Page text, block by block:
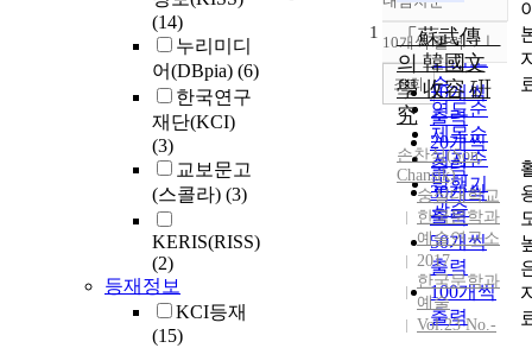
(14)
누리미디
어(DBpia) (6)
한국연구
재단(KCI)
(3)
교보문고
(스콜라) (3)
KERIS(RISS)
(2)
등재정보
KCI등재
(15)
정확도
순
인기도
순
연도순
제목순
저자순
발행기
관순
내림차순
10개씩 출력
10개씩
출력
20개씩
출력
30개씩
출력
50개씩
출력
100개씩
출력
조회
1
「蘇武傳」
의 韓國文
學 收容 硏
究
손찬식(Son,
Chansik)
숭실대학교
한국문학과
예술연구소
2017
한국문학과
예술
Vol.23 No.-